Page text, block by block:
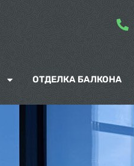
ОТДЕЛКА БАЛКОНА